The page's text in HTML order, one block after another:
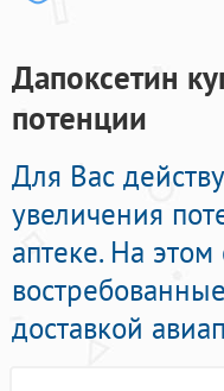
Дапоксетин
потенции
Для Вас
увеличения
аптеке. На
доставкой